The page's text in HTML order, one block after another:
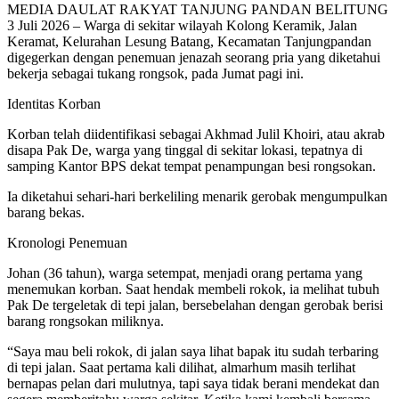
MEDIA DAULAT RAKYAT TANJUNG PANDAN BELITUNG
3 Juli 2026 – Warga di sekitar wilayah Kolong Keramik, Jalan
Keramat, Kelurahan Lesung Batang, Kecamatan Tanjungpandan
digegerkan dengan penemuan jenazah seorang pria yang diketahui
bekerja sebagai tukang rongsok, pada Jumat pagi ini.
Identitas Korban
Korban telah diidentifikasi sebagai Akhmad Julil Khoiri, atau akrab
disapa Pak De, warga yang tinggal di sekitar lokasi, tepatnya di
samping Kantor BPS dekat tempat penampungan besi rongsokan.
Ia diketahui sehari-hari berkeliling menarik gerobak mengumpulkan
barang bekas.
Kronologi Penemuan
Johan (36 tahun), warga setempat, menjadi orang pertama yang
menemukan korban. Saat hendak membeli rokok, ia melihat tubuh
Pak De tergeletak di tepi jalan, bersebelahan dengan gerobak berisi
barang rongsokan miliknya.
“Saya mau beli rokok, di jalan saya lihat bapak itu sudah terbaring
di tepi jalan. Saat pertama kali dilihat, almarhum masih terlihat
bernapas pelan dari mulutnya, tapi saya tidak berani mendekat dan